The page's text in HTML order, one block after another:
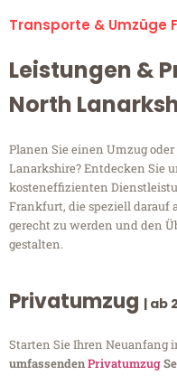
Transporte & Umzüge
Leistungen &
North
Planen Sie einen Umzug
Lanarkshire? Entdecken Sie
kosteneffizienten
Frankfurt, die speziell darauf
gerecht zu werden und den
gestalten.
Privatumzug | ab
Starten Sie Ihren Neuanfang
umfassendenPrivatumzug